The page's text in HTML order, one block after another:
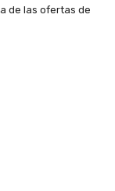
de las ofertas de